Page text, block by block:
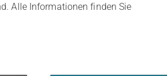
Alle Informationen finden Sie